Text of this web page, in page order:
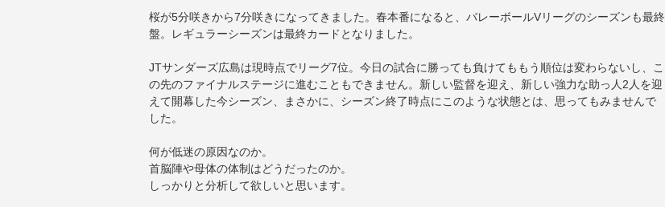
桜が5分咲きから7分咲きになってきました。春本番になると、バレーボールVリーグのシーズンも最終
盤。レギュラーシーズンは最終カードとなりました。
JTサンダーズ広島は現時点でリーグ7位。今日の試合に勝っても負けてももう順位は変わらないし、こ
の先のファイナルステージに進むこともできません。新しい監督を迎え、新しい強力な助っ人2人を迎
えて開幕した今シーズン、まさかに、シーズン終了時点にこのような状態とは、思ってもみませんで
した。
何が低迷の原因なのか。
首脳陣や母体の体制はどうだったのか。
しっかりと分析して欲しいと思います。